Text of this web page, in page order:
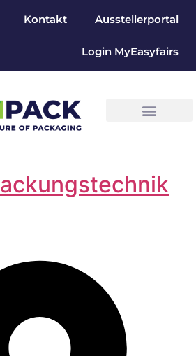
Kontakt Ausstellerportal
Login MyEasyfairs